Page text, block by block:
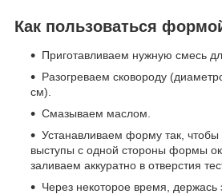
Как пользоваться
Приготавливаем нужную смесь
Разогреваем сковороду
см).
Смазываем маслом.
Устанавливаем форму так, чтобы
выступы с одной стороны формы
заливаем аккуратно в отверстия
Через некоторое время, держась